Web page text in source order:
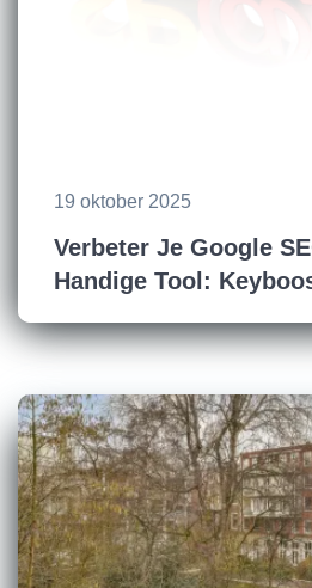
19 oktober 2025
Verbeter Je Google
Handige Tool: